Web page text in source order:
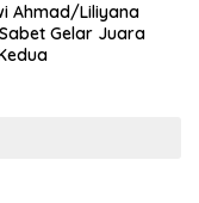
Ahmad/Liliyana
Gelar Juara